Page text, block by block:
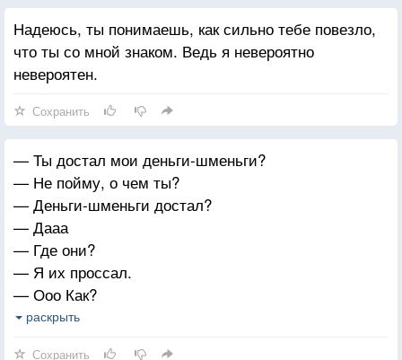
Надеюсь, ты понимаешь, как сильно тебе повезло,
что ты со мной знаком. Ведь я невероятно
невероятен.
Сохранить
— Ты достал мои деньги-шменьги?
— Не пойму, о чем ты?
— Деньги-шменьги достал?
— Дааа
— Где они?
— Я их проссал.
— Ооо Как?
— Проссал все до последнего.
раскрыть
Сохранить